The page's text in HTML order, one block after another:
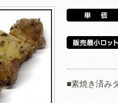
■素焼き済み